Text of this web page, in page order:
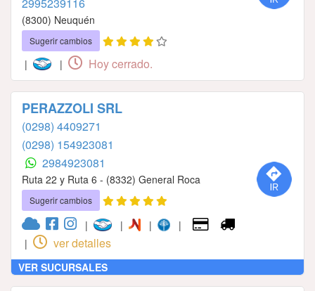
2995239116
(8300) Neuquén
Sugerir cambios
| | Hoy cerrado.
PERAZZOLI SRL
(0298) 4409271
(0298) 154923081
2984923081
Ruta 22 y Ruta 6 - (8332) General Roca
Sugerir cambios
| | |
|
|
ver detalles
VER SUCURSALES